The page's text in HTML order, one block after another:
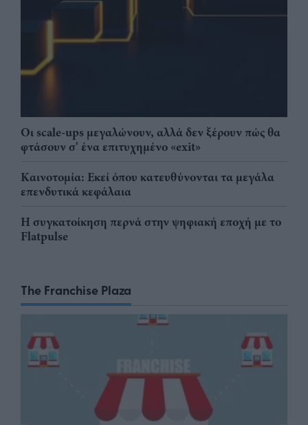
Οι scale-ups μεγαλώνουν, αλλά δεν ξέρουν πώς θα
φτάσουν σ' ένα επιτυχημένο «exit»
Καινοτομία: Εκεί όπου κατευθύνονται τα μεγάλα
επενδυτικά κεφάλαια
Η συγκατοίκηση περνά στην ψηφιακή εποχή με το
Flatpulse
The Franchise Plaza